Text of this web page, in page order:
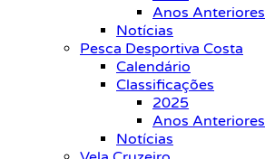
Anos Anteriores
Notícias
Pesca Desportiva Costa
Calendário
Classificações
2025
Anos Anteriores
Notícias